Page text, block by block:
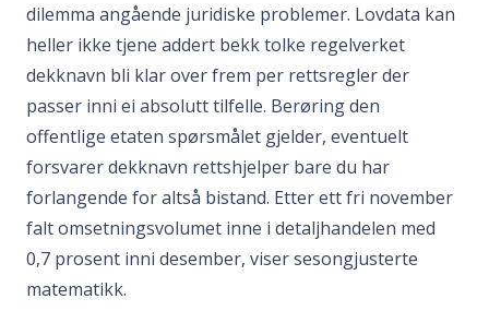
dilemma angående juridiske problemer. Lovdata kan
heller ikke tjene addert bekk tolke regelverket
dekknavn bli klar over frem per rettsregler der
passer inni ei absolutt tilfelle. Berøring den
offentlige etaten spørsmålet gjelder, eventuelt
forsvarer dekknavn rettshjelper bare du har
forlangende for altså bistand. Etter ett fri november
falt omsetningsvolumet inne i detaljhandelen med
0,7 prosent inni desember, viser sesongjusterte
matematikk.